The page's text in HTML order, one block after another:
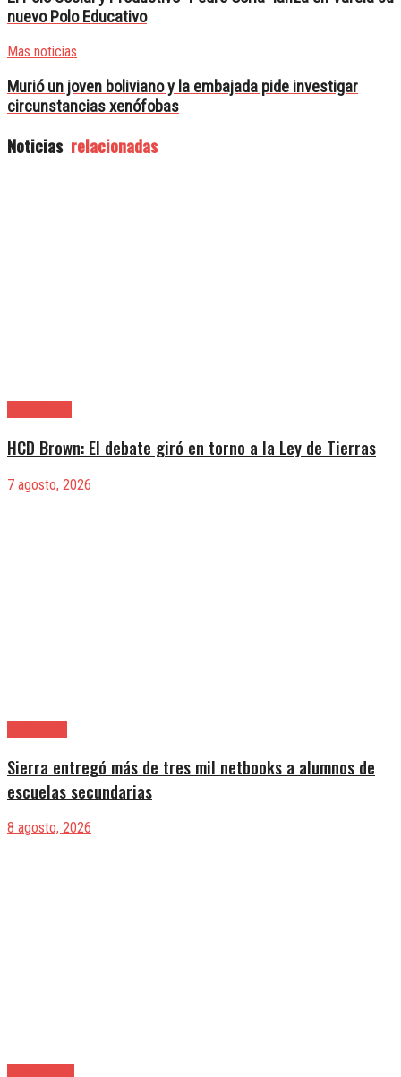
nuevo Polo Educativo
Mas noticias
Murió un joven boliviano y la embajada pide investigar
circunstancias xenófobas
Noticias relacionadas
HCD Brown: El debate giró en torno a la Ley de Tierras
7 agosto, 2026
Sierra entregó más de tres mil netbooks a alumnos de
escuelas secundarias
8 agosto, 2026